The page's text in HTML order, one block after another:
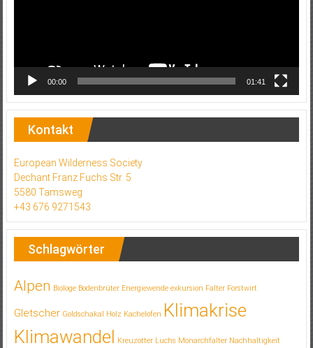
00:00 01:41
Kontakt
European Wilderness Society
Dechant Franz Fuchs Str. 5
5580 Tamsweg
+43 676 9271543
Schlagwörter
Alpen Biologe Bodenbrüter Energiewende exkursion Falter Forstwirt
Gletscher Goldschakal Holz Kachelofen Klimakrise
Klimawandel Kreuzotter Luchs Monarchfalter Nachhaltigkeit